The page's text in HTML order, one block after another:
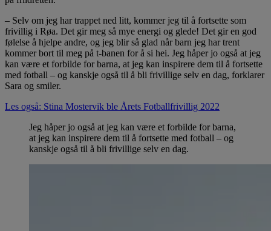
– Selv om jeg har trappet ned litt, kommer jeg til å fortsette som
frivillig i Røa. Det gir meg så mye energi og glede! Det gir en god
følelse å hjelpe andre, og jeg blir så glad når barn jeg har trent
kommer bort til meg på t-banen for å si hei. Jeg håper jo også at jeg
kan være et forbilde for barna, at jeg kan inspirere dem til å fortsette
med fotball – og kanskje også til å bli frivillige selv en dag, forklarer
Sara og smiler.
Les også: Stina Mostervik ble Årets Fotballfrivillig 2022
Jeg håper jo også at jeg kan være et forbilde for barna,
at jeg kan inspirere dem til å fortsette med fotball – og
kanskje også til å bli frivillige selv en dag.